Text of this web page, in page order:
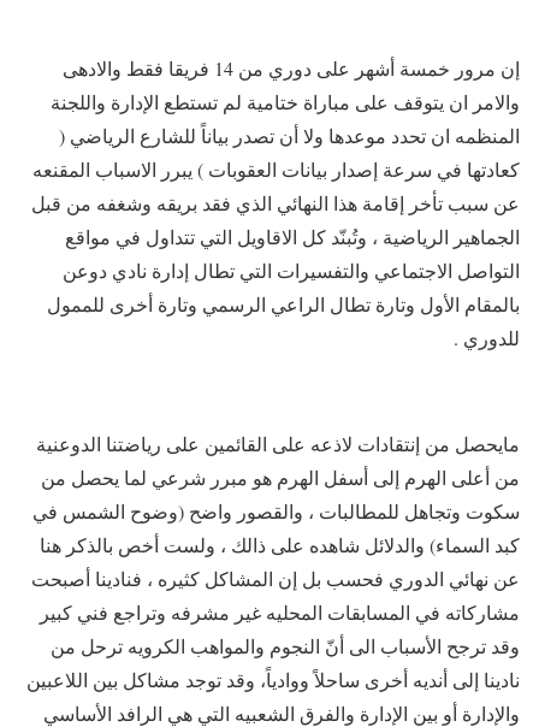
إن مرور خمسة أشهر على دوري من 14 فريقا فقط والادهى
والامر ان يتوقف على مباراة ختامية لم تستطع الإدارة واللجنة
المنظمه ان تحدد موعدها ولا أن تصدر بياناً للشارع الرياضي (
كعادتها في سرعة إصدار بيانات العقوبات ) يبرر الاسباب المقنعه
عن سبب تأخر إقامة هذا النهائي الذي فقد بريقه وشغفه من قبل
الجماهير الرياضية ، وتُبنّد كل الاقاويل التي تتداول في مواقع
التواصل الاجتماعي والتفسيرات التي تطال إدارة نادي دوعن
بالمقام الأول وتارة تطال الراعي الرسمي وتارة أخرى للممول
للدوري .
مايحصل من إنتقادات لاذعه على القائمين على رياضتنا الدوعنية
من أعلى الهرم إلى أسفل الهرم هو مبرر شرعي لما يحصل من
سكوت وتجاهل للمطالبات ، والقصور واضح (وضوح الشمس في
كبد السماء) والدلائل شاهده على ذالك ، ولست أخص بالذكر هنا
عن نهائي الدوري فحسب بل إن المشاكل كثيره ، فنادينا أصبحت
مشاركاته في المسابقات المحليه غير مشرفه وتراجع فني كبير
وقد ترجح الأسباب الى أنّ النجوم والمواهب الكرويه ترحل من
نادينا إلى أنديه أخرى ساحلاً ووادياً، وقد توجد مشاكل بين اللاعبين
والإدارة أو بين الإدارة والفرق الشعبيه التي هي الرافد الأساسي